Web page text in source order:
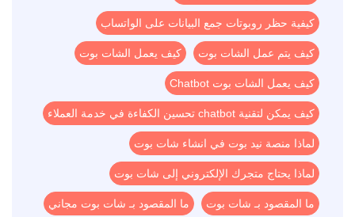
كيفية حظر روبوتات جمع البيانات على الواتساب
كيف يتم عمل الشات بوت كيف يعمل الشات بوت
كيف يعمل الشات بوت Chatbot
كيف يمكن لتقنية chatbot تحسين الكفاءة في خدمة العملاء
لماذا منصة نيد بوت في انشاء شات بوت
لماذا يحتاج متجرك الإلكتروني إلى شات بوت
ما المقصود بـ شات بوت ما المقصود بـ شات بوت مجاني